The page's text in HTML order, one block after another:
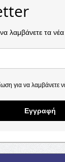
λαμβάνετε τα
για να λαμβάνετε
Εγγραφή